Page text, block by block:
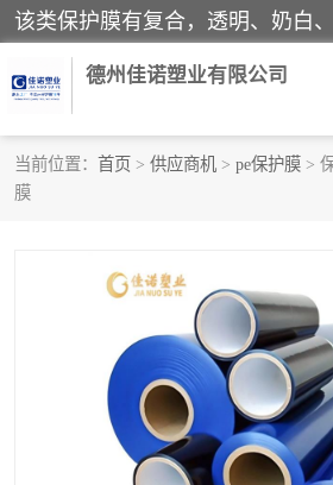
德州佳诺塑业有限公司
当前位置： 首页 > 供应商机 > pe保护膜 >
膜
透明
黑白保护膜 乳
明蓝保护膜 纯